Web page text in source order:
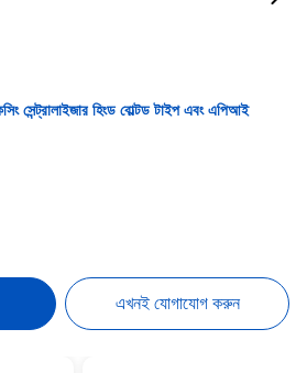
সেন্ট্রালাইজার হিংড বোল্টড টাইপ এবং এপিআই
এখনই যোগাযোগ করুন